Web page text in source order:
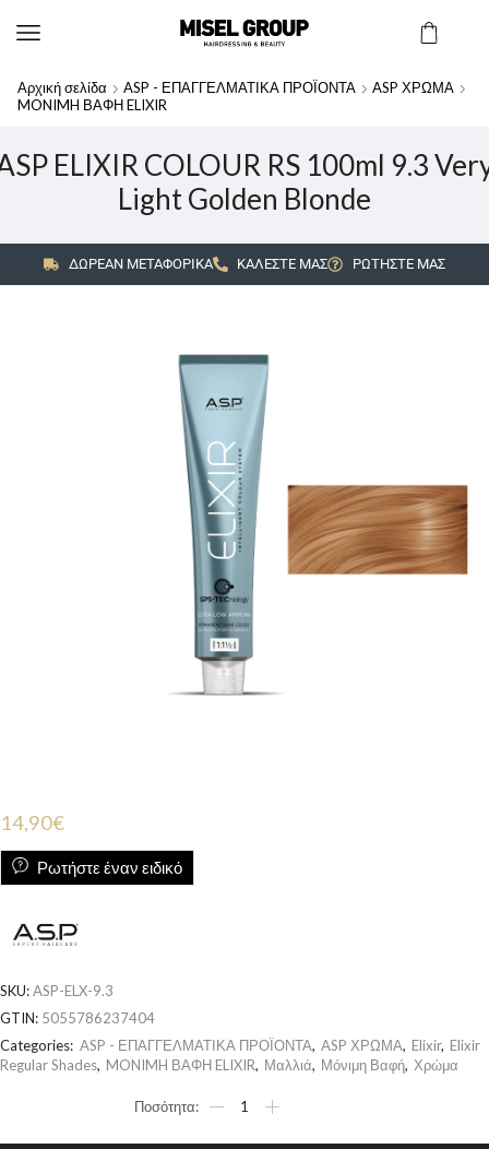
Αρχική σελίδα ASP - ΕΠΑΓΓΕΛΜΑΤΙΚΑ ΠΡΟΪΟΝΤΑ
ASP ΧΡΩΜΑ
MONIMH ΒΑΦΗ ELIXIR
ELIXIR COLOUR RS 100ml 9.3
Light Golden Blonde
ΔΩΡΕΑΝ ΜΕΤΑΦΟΡΙΚΑ ΚΑΛΕΣΤΕ ΜΑΣ ΡΩΤΗΣΤΕ ΜΑΣ
14,90€
Ρωτήστε έναν ειδικό
SKU:ASP-ELX-9.3
GTIN: 5055786237404
Categories: ASP - ΕΠΑΓΓΕΛΜΑΤΙΚΑ ΠΡΟΪΟΝΤΑ, ASP ΧΡΩΜΑ, Elixir, Elixir
Regular Shades, MONIMH ΒΑΦΗ ELIXIR, Μαλλιά, Μόνιμη Βαφή, Χρώμα